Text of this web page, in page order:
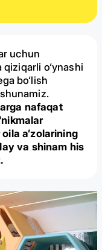
uchun
o‘ynashi
bo‘lish
nafaqat
a’zolarining
va shinam his